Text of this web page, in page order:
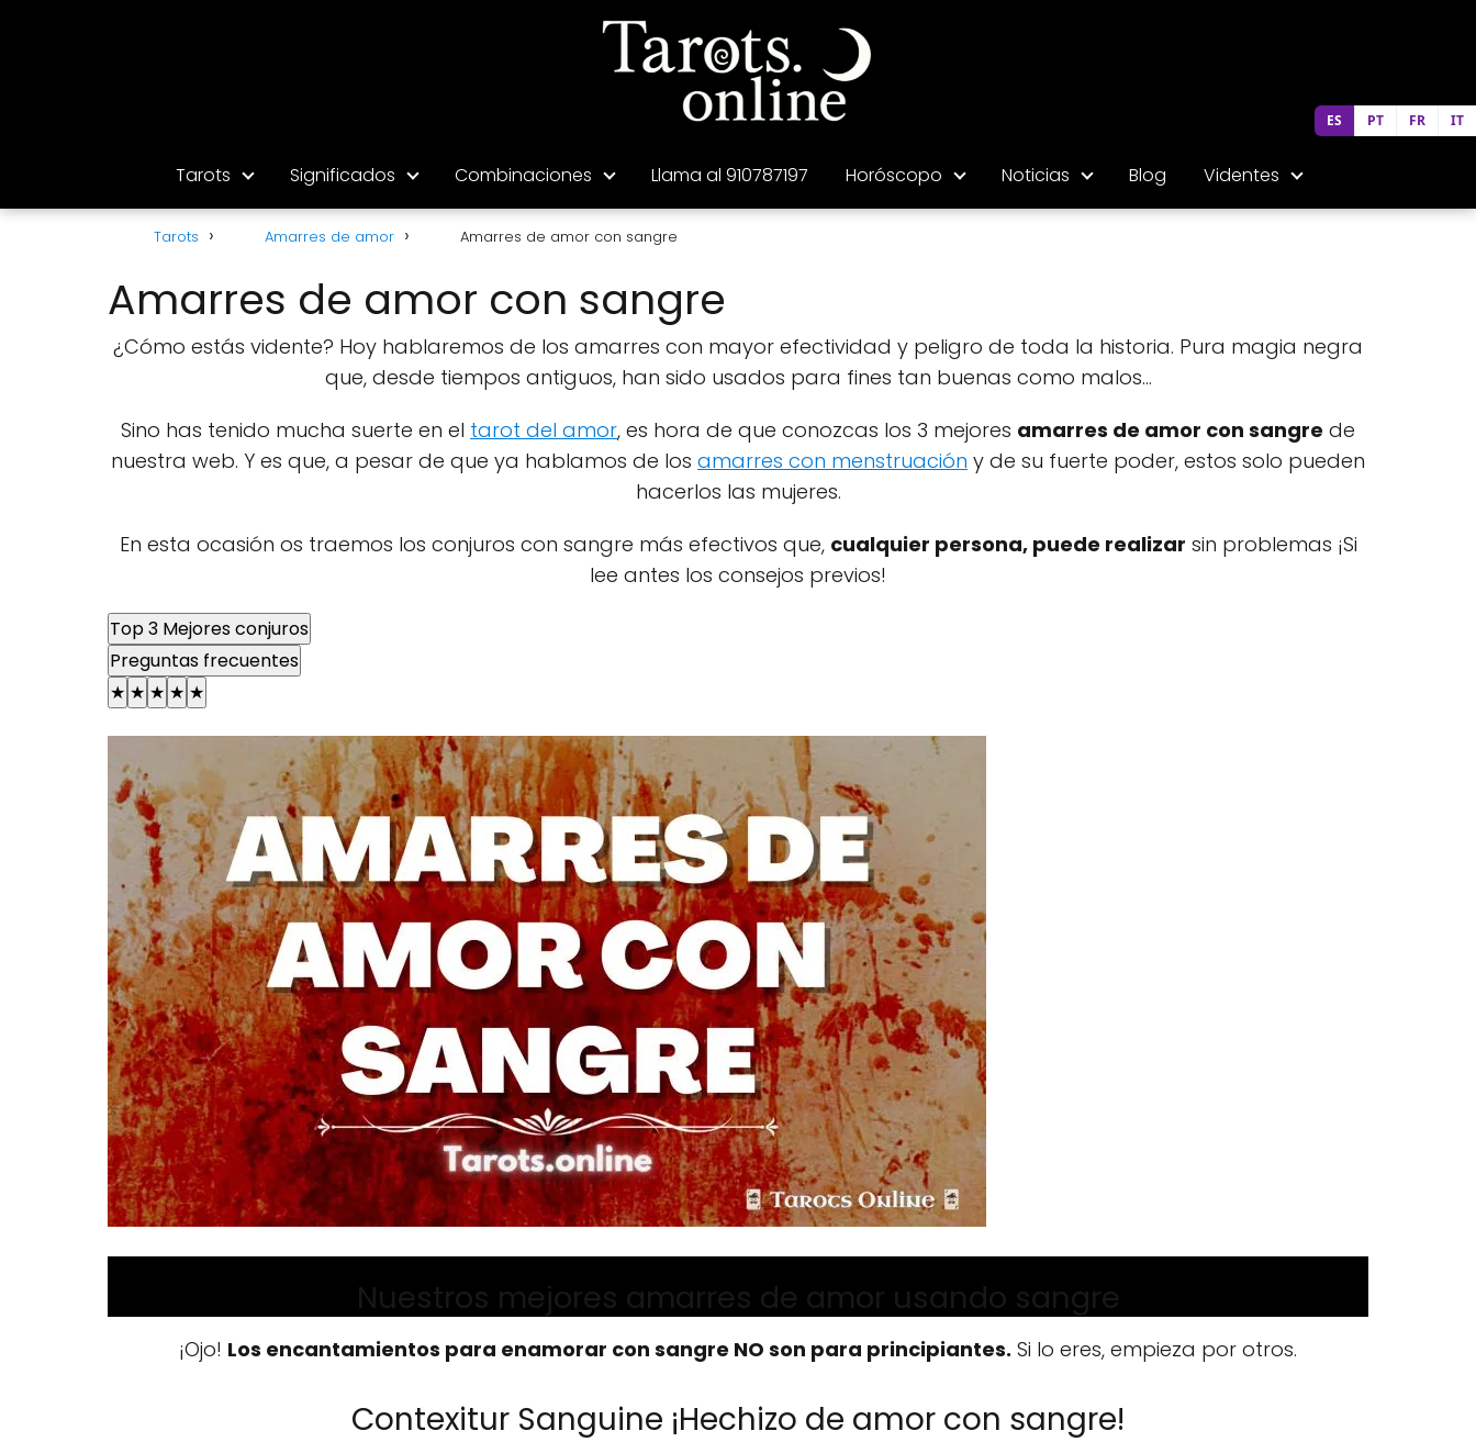
Tarots Significados Combinaciones Llama al 910787197 Horóscopo Noticias Blog Videntes
Tarots Amarres de amor Amarres de amor con sangre
Amarres de amor con sangre
¿Cómo estás vidente? Hoy hablaremos de los amarres con mayor efectividad y peligro de toda la historia. Pura magia negra
que, desde tiempos antiguos, han sido usados para fines tan buenas como malos...
Sino has tenido mucha suerte en el tarot del amor, es hora de que conozcas los 3 mejores amarres de amor con sangre de
nuestra web. Y es que, a pesar de que ya hablamos de los amarres con menstruación y de su fuerte poder, estos solo pueden
hacerlos las mujeres.
En esta ocasión os traemos los conjuros con sangre más efectivos que, cualquier persona, puede realizar sin problemas ¡Si
lee antes los consejos previos!
Top 3 Mejores conjuros
Preguntas frecuentes
★ ★ ★ ★ ★
Nuestros mejores amarres de amor usando sangre
¡Ojo! Los encantamientos para enamorar con sangre NO son para principiantes. Si lo eres, empieza por otros.
Contexitur Sanguine ¡Hechizo de amor con sangre!
ES PT FR IT